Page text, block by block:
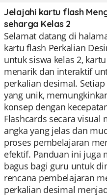
Jelajahi kartu flash
seharga Kelas 2
Selamat datang di
kartu flash Perkalian
untuk siswa kelas 2,
menarik dan interaktif
perkalian desimal.
yang unik,
konsep dengan
Flashcards secara visual
angka yang jelas dan
proses pembelajaran
efektif. Panduan ini juga
bagus bagi guru untuk
rencana pembelajaran
perkalian desimal